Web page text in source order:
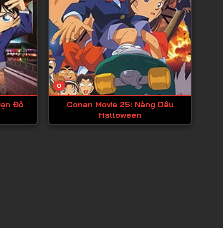
Đỏ
0
Conan Movie 25: Nàng Dâu
Halloween